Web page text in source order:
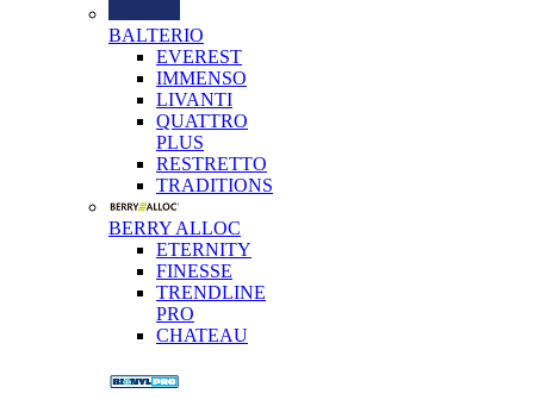
BALTERIO
EVEREST
IMMENSO
LIVANTI
QUATTRO
PLUS
RESTRETTO
TRADITIONS
BERRY ALLOC
ETERNITY
FINESSE
TRENDLINE
PRO
CHATEAU